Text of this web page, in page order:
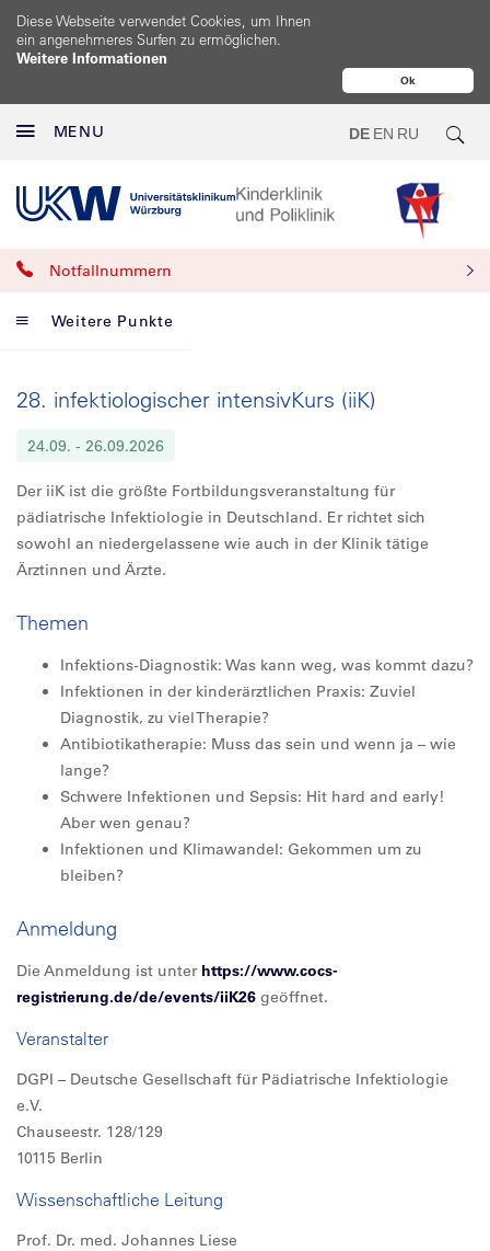
Ok
Diese Webseite verwendet Cookies, um Ihnen
ein angenehmeres Surfen zu ermöglichen.
Weitere Informationen
MENU DE EN RU
Notfallnummern
Weitere Punkte
28. infektiologischer intensivKurs (iiK)
24.09. - 26.09.2026
Der iiK ist die größte Fortbildungsveranstaltung für
pädiatrische Infektiologie in Deutschland. Er richtet sich
sowohl an niedergelassene wie auch in der Klinik tätige
Ärztinnen und Ärzte.
Themen
Infektions-Diagnostik: Was kann weg, was kommt dazu?
Infektionen in der kinderärztlichen Praxis: Zuviel
Diagnostik, zu viel Therapie?
Antibiotikatherapie: Muss das sein und wenn ja – wie
lange?
Schwere Infektionen und Sepsis: Hit hard and early!
Aber wen genau?
Infektionen und Klimawandel: Gekommen um zu
bleiben?
Anmeldung
Die Anmeldung ist unter https://www.cocs-
registrierung.de/de/events/iiK26 geöffnet.
Veranstalter
DGPI – Deutsche Gesellschaft für Pädiatrische Infektiologie
e.V.
Chauseestr. 128/129
10115 Berlin
Wissenschaftliche Leitung
Prof. Dr. med. Johannes Liese